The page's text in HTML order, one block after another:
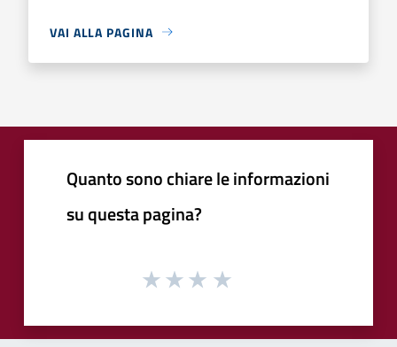
VAI ALLA PAGINA
Quanto sono chiare le informazioni
su questa pagina?